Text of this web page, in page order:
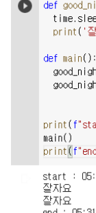
와 False. 분명 동일한
3과 3.0은 어쨌..